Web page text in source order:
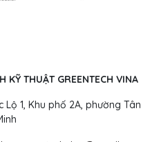
KỸ THUẬT GREENTECH VINA
Lộ 1, Khu phố 2A, phường